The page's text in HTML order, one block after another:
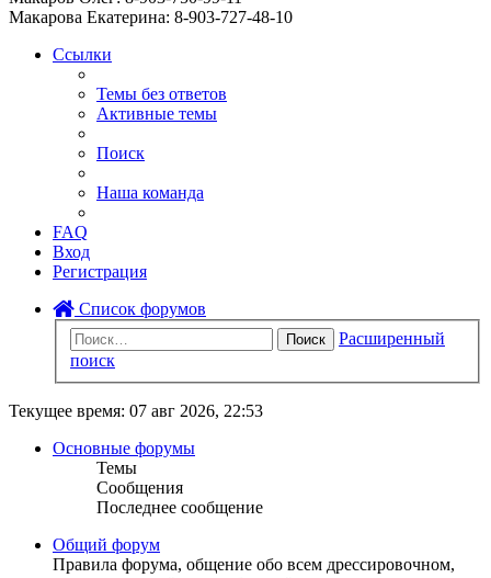
Макарова Екатерина: 8-903-727-48-10
Ссылки
Темы без ответов
Активные темы
Поиск
Наша команда
FAQ
Вход
Регистрация
Список форумов
Поиск
Расширенный
поиск
Текущее время: 07 авг 2026, 22:53
Основные форумы
Темы
Сообщения
Последнее сообщение
Общий форум
Правила форума, общение обо всем дрессировочном,